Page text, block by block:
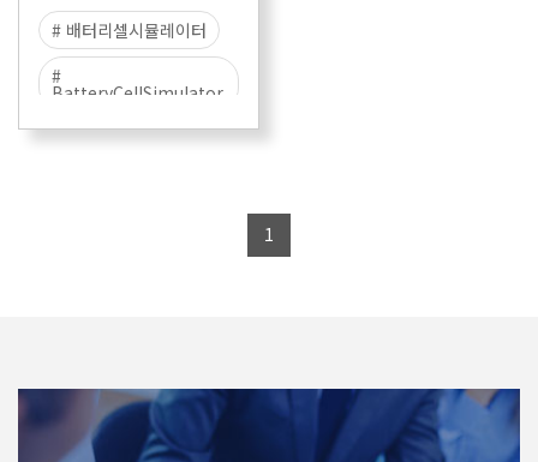
# 배터리셀시뮬레이터
#
BatteryCellSimulator
# BMS
1